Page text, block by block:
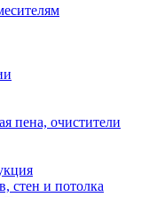
пена, очистители
стен и потолка